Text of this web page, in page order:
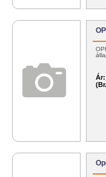
Ár: